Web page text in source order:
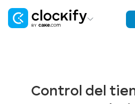
Gestión de proyectos
Control del